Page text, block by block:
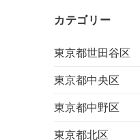
カテゴリー
東京都世田谷区
東京都中央区
東京都中野区
東京都北区